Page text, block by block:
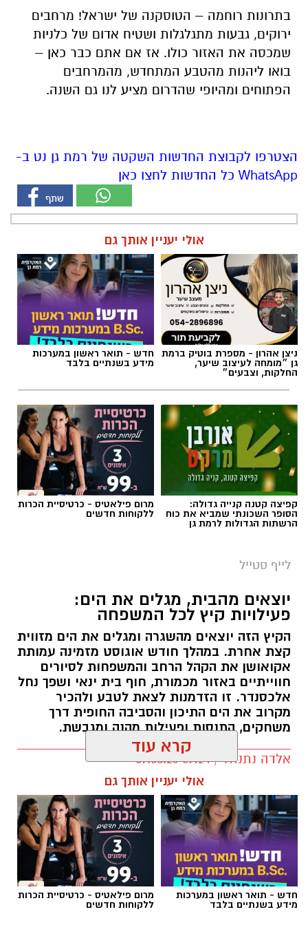
הפתוחים ומהיופי שהדרום מציע לנו גם השנה.
הצטרפו לקבוצת החדשות השקטה של רמת גן נט ב-
אולי יעניין אותך גם
ניצן אהרון - מספרת בוטיק ברמת
גן ״מומחה לעיצוב שיער,
החלקות, וצבעים״
חדש - תואר ראשון במערכות
מידע בשנתיים בלבד
קפיצה קטנה קנייה גדולה:
הסופר השכונתי שמביא את כוח
הרשתות הגדולות לרמת גן
מרום פילאטיס - כרטיסיית הכרות
ללקוחות חדשים
לייף סטייל
יוצאים מהבית, מגלים את הים:
הקיץ הזה יוצאים מהשגרה ומגלים את הים מזווית
אקואושן את הקהל הרחב והמשפחות לסיורים
חווייתיים באזור מכמורת, חוף בית ינאי ושפך נחל
אלכסנדר. זו הזדמנות לצאת לטבע ולהכיר
מקרוב את הים התיכון והסביבה החופית דרך
משחקים, התנסות ופעילות מהנה ומגבשת.
אלדה נתנאל / 09:24 07.08.26
תגים:טיול
קרא עוד
אולי יעניין אותך גם
חדש - תואר ראשון במערכות
מידע בשנתיים בלבד
מרום פילאטיס - כרטיסיית הכרות
ללקוחות חדשים